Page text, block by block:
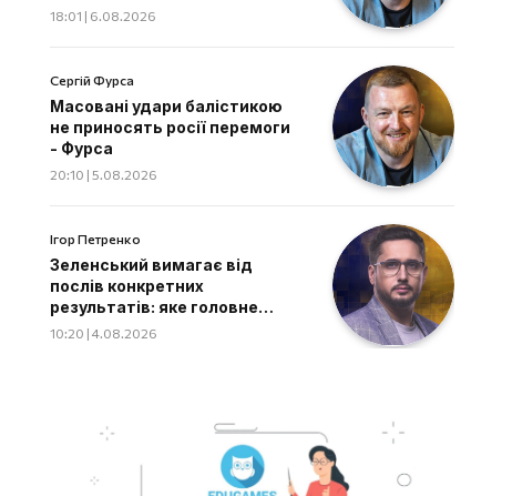
18:01 | 6.08.2026
Сергій Фурса
Масовані удари балістикою
не приносять росії перемоги
- Фурса
20:10 | 5.08.2026
Ігор Петренко
Зеленський вимагає від
послів конкретних
результатів: яке головне
завдання дипломатів
10:20 | 4.08.2026